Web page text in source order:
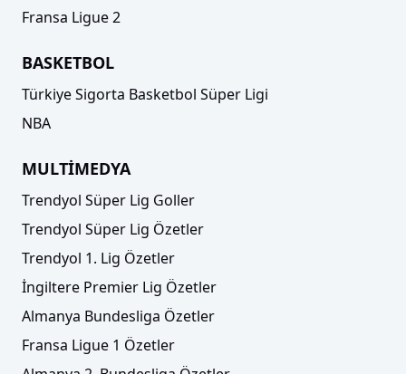
Fransa Ligue 2
BASKETBOL
Türkiye Sigorta Basketbol Süper Ligi
NBA
MULTİMEDYA
Trendyol Süper Lig Goller
Trendyol Süper Lig Özetler
Trendyol 1. Lig Özetler
İngiltere Premier Lig Özetler
Almanya Bundesliga Özetler
Fransa Ligue 1 Özetler